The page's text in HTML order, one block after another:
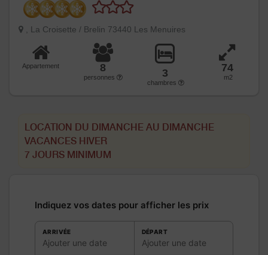
, La Croisette / Brelin 73440 Les Menuires
Appartement 8
personnes 3
chambres
74
m2
LOCATION DU DIMANCHE AU DIMANCHE
VACANCES HIVER
7 JOURS MINIMUM
Indiquez vos dates pour afficher les prix
ARRIVÉE
Ajouter une date
DÉPART
Ajouter une date